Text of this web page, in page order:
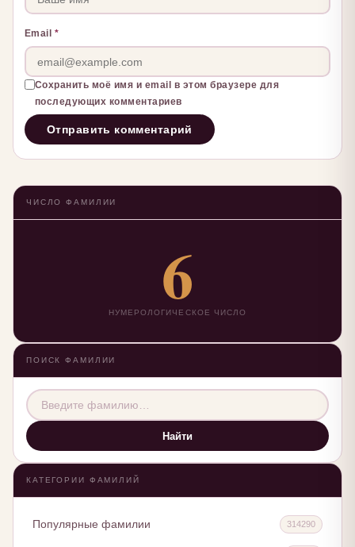
Email *
Сохранить моё имя и email в этом браузере для
последующих комментариев
ЧИСЛО ФАМИЛИИ
6
НУМЕРОЛОГИЧЕСКОЕ ЧИСЛО
ПОИСК ФАМИЛИИ
Найти
КАТЕГОРИИ ФАМИЛИЙ
Популярные фамилии 314290